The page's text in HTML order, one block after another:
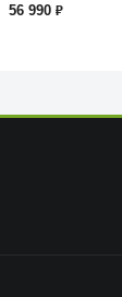
56 990₽